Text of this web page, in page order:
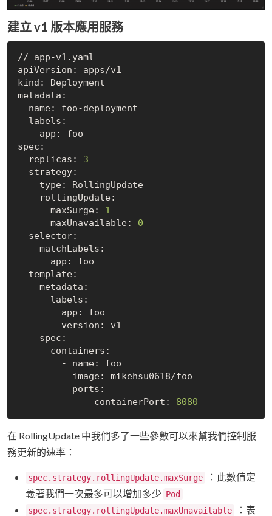
建立 v1 版本應用服務
// app-v1.yaml
apiVersion: apps/v1
kind: Deployment
metadata:
spec:
  replicas:
3
      maxSurge:
1
      maxUnavailable:
0
            - containerPort:
8080
在 RollingUpdate 中我們多了一些參數可以來幫我們控制服
務更新的速率：
spec.strategy.rollingUpdate.maxSurge
：此數值定
義著我們一次最多可以增加多少 Pod
spec.strategy.rollingUpdate.maxUnavailable
：表